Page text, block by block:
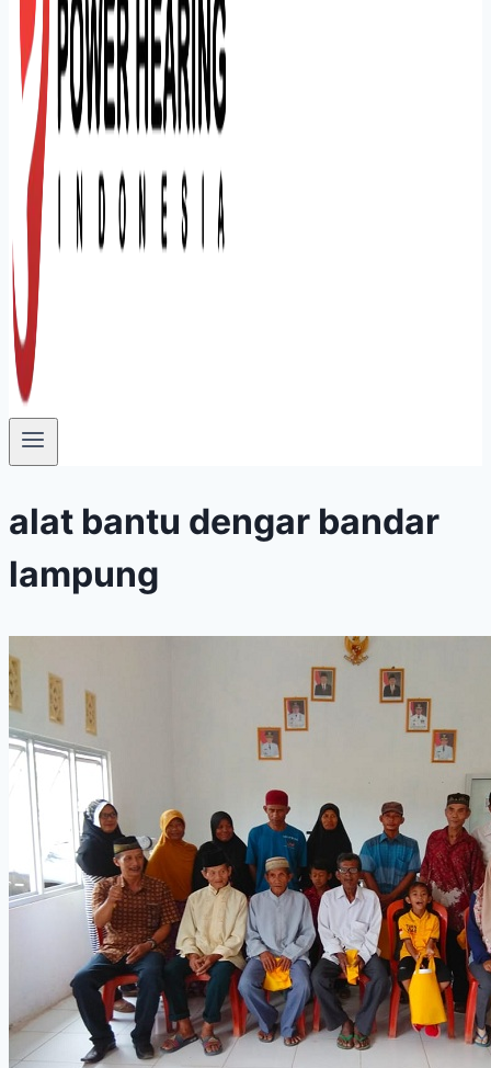
alat bantu dengar bandar
lampung